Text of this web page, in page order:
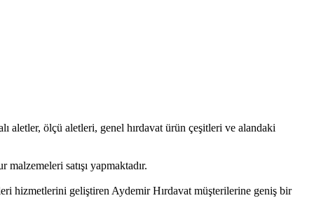
aletler, ölçü aletleri, genel hırdavat ürün çeşitleri ve alandaki
satışı yapmaktadır.
hizmetlerini geliştiren Aydemir Hırdavat müşterilerine geniş bir